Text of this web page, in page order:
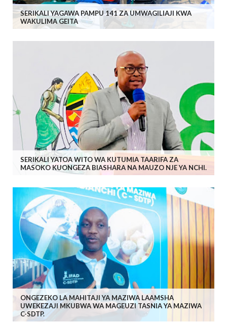
SERIKALI YAGAWA PAMPU 141 ZA UMWAGILIAJI KWA
WAKULIMA GEITA
SERIKALI YATOA WITO WA KUTUMIA TAARIFA ZA
MASOKO KUONGEZA BIASHARA NA MAUZO NJE YA NCHI.
ONGEZEKO LA MAHITAJI YA MAZIWA LAAMSHA
UWEKEZAJI MKUBWA WA MAGEUZI TASNIA YA MAZIWA
C-SDTP.